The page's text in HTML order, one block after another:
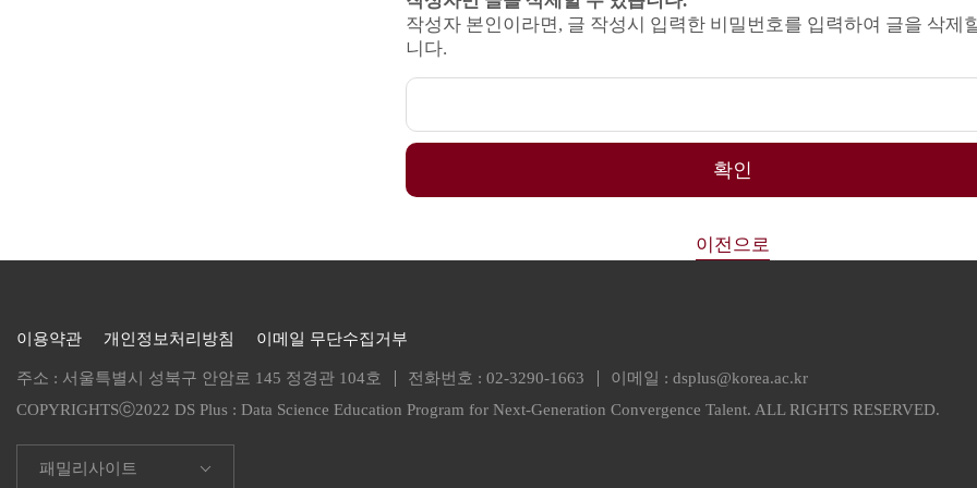
작성자 본인이라면, 글 작성시 입력한 비밀번호를 입력하여 글을 삭제
니다.
확인
이전으로
이용약관 개인정보처리방침 이메일 무단수집거부
주소 : 서울특별시 성북구 안암로 145 정경관 104호 전화번호 : 02-3290-1663 이메일 : dsplus@korea.ac.kr
COPYRIGHTSⓒ2022 DS Plus : Data Science Education Program for Next-Generation Convergence Talent. ALL RIGHTS RESERVED.
패밀리사이트